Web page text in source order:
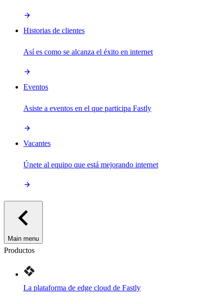
Historias de clientes
Así es como se alcanza el éxito en internet
Eventos
Asiste a eventos en el que participa Fastly
Vacantes
Únete al equipo que está mejorando internet
Main menu
Productos
La plataforma de edge cloud de Fastly